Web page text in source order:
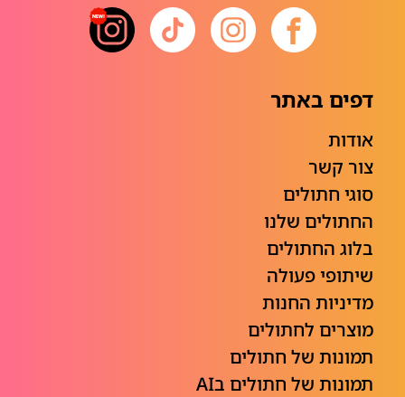
דפים באתר
אודות
צור קשר
סוגי חתולים
החתולים שלנו
בלוג החתולים
שיתופי פעולה
מדיניות החנות
מוצרים לחתולים
תמונות של חתולים
תמונות של חתולים בAI